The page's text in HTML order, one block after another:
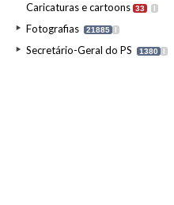
Caricaturas e cartoons 33 I
Fotografias 21885 I
Secretário-Geral do PS 1380 I